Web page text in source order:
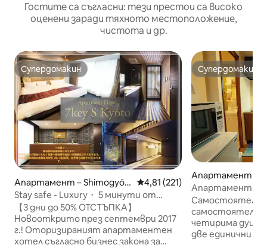
Гостите са съгласни: тези престои са високо
оценени заради тяхното местоположение,
чистота и др.
Супердомакин
Супердомакин
Апартамент – Shimogyō-
ku, Kyōto-shi
Средна оценка: 4,81 от 5,
4,81 (221)
Stay safe - Luxury・ 5 минути от
станция Шиджо, стая за 4 души
【3 дни до 50% ОТСТЪПКА】
Новооткрито през септември 2017
г.! Оторизираният апартаментен
хотел съгласно бизнес закона за
Супердомакин
Супердомакин
Апартамент с
не – Kamigyo
Апартаменти
апартамент 7
самостоятелен
четирима души.
две единични